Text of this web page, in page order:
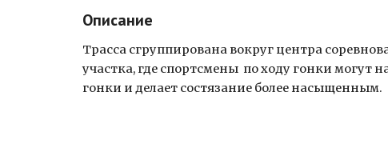
Описание
Трасса сгруппирована вокруг центра
участка, где спортсмены  по ходу гонки
гонки и делает состязание более насыщенным.